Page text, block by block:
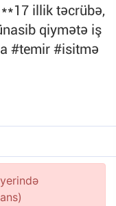
**17 illik təcrübə,
qiymətə iş
#temir #isitmə